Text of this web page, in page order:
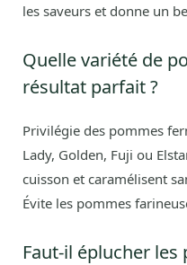
les saveurs et donne un
Quelle variété de
résultat parfait ?
Privilégie des pommes
Lady, Golden, Fuji ou
cuisson et caramélisent
Évite les pommes
Faut-il éplucher